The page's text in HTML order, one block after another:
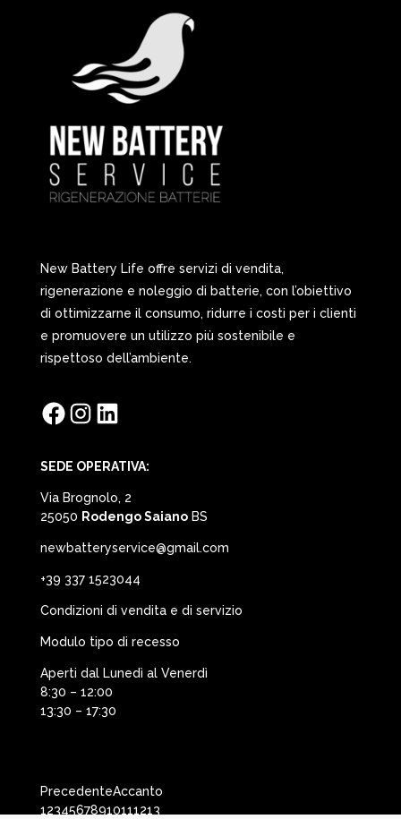
New Battery Life offre servizi di vendita,
rigenerazione e noleggio di batterie, con l’obiettivo
di ottimizzarne il consumo, ridurre i costi per i clienti
e promuovere un utilizzo più sostenibile e
rispettoso dell’ambiente.
FacebookInstagramLinkedIn
SEDE OPERATIVA:
Via Brognolo, 2
25050 Rodengo SaianoBS
newbatteryservice@gmail.com
+39 337 1523044
Condizioni di vendita e di servizio
Modulo tipo di recesso
Aperti dal Lunedì al Venerdì
8:30 – 12:00
13:30 – 17:30
PrecedenteAccanto
12345678910111213